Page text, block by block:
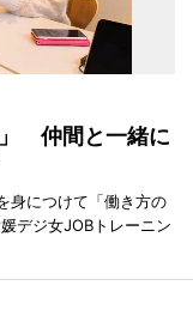
仲間と一緒に
身につけて「働き方の
デジ女JOBトレーニン